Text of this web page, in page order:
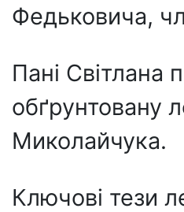
Федьковича,
Пані Світлана
обґрунтовану
Миколайчука.
Ключові тези